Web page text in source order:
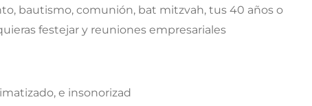
bautismo, comunión, bat mitzvah, tus 40 años o
festejar y reuniones empresariales
e insonorizad